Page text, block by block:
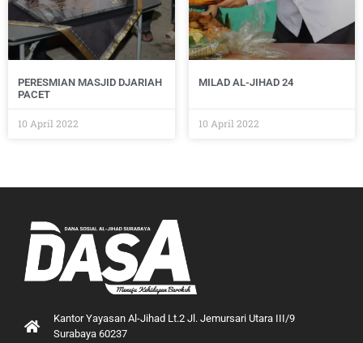
PERESMIAN MASJID DJARIAH
PACET
10 April 2022
MILAD AL-JIHAD 24
10 April 2022
Kantor Yayasan Al-Jihad Lt.2 Jl. Jemursari Utara III/9
Surabaya 60237